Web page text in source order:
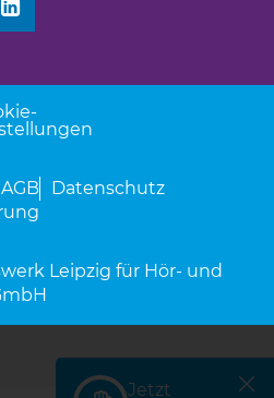
Jetzt
Tab)
neuen Tab)
einen neuen Tab)
(Link öffnet einen neuen Tab)
AGB
Datenschutz
Leipzig für Hör- und